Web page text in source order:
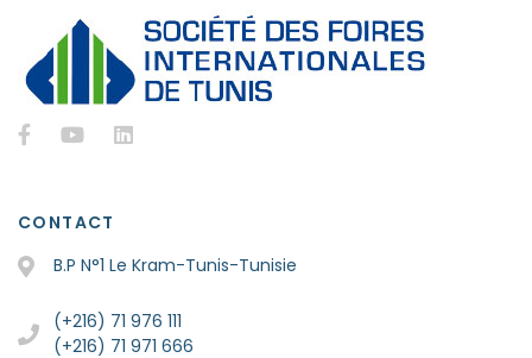
CONTACT
B.P N°1 Le Kram-Tunis-Tunisie
(+216) 71 976 111
(+216) 71 971 666